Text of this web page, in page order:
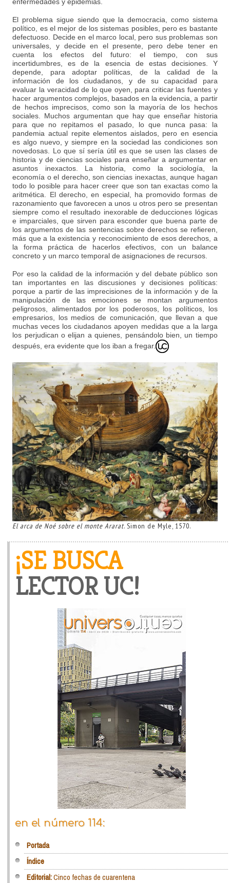
enfermedades y epidemias.
El problema sigue siendo que la democracia, como sistema
político, es el mejor de los sistemas posibles, pero es bastante
defectuoso. Decide en el marco local, pero sus problemas son
universales, y decide en el presente, pero debe tener en
cuenta los efectos del futuro: el tiempo, con sus
incertidumbres, es de la esencia de estas decisiones. Y
depende, para adoptar políticas, de la calidad de la
información de los ciudadanos, y de su capacidad para
evaluar la veracidad de lo que oyen, para criticar las fuentes y
hacer argumentos complejos, basados en la evidencia, a partir
de hechos imprecisos, como son la mayoría de los hechos
sociales. Muchos argumentan que hay que enseñar historia
para que no repitamos el pasado, lo que nunca pasa: la
pandemia actual repite elementos aislados, pero en esencia
es algo nuevo, y siempre en la sociedad las condiciones son
novedosas. Lo que sí sería útil es que se usen las clases de
historia y de ciencias sociales para enseñar a argumentar en
asuntos inexactos. La historia, como la sociología, la
economía o el derecho, son ciencias inexactas, aunque hagan
todo lo posible para hacer creer que son tan exactas como la
aritmética. El derecho, en especial, ha promovido formas de
razonamiento que favorecen a unos u otros pero se presentan
siempre como el resultado inexorable de deducciones lógicas
e imparciales, que sirven para esconder que buena parte de
los argumentos de las sentencias sobre derechos se refieren,
más que a la existencia y reconocimiento de esos derechos, a
la forma práctica de hacerlos efectivos, con un balance
concreto y un marco temporal de asignaciones de recursos.
Por eso la calidad de la información y del debate público son
tan importantes en las discusiones y decisiones políticas:
porque a partir de las imprecisiones de la información y de la
manipulación de las emociones se montan argumentos
peligrosos, alimentados por los poderosos, los políticos, los
empresarios, los medios de comunicación, que llevan a que
muchas veces los ciudadanos apoyen medidas que a la larga
los perjudican o elijan a quienes, pensándolo bien, un tiempo
después, era evidente que los iban a fregar.
El arca de Noé sobre el monte Ararat. Simon de Myle, 1570.
¡SE BUSCA
LECTOR UC!
en el número 114:
Portada
Índice
Editorial:Cinco fechas de cuarentena